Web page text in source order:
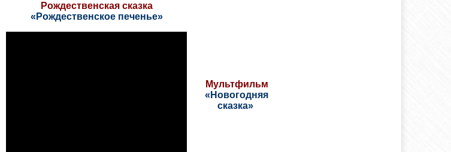
Рождественская сказка
«Рождественское печенье»
Мультфильм
«Новогодняя
сказка»